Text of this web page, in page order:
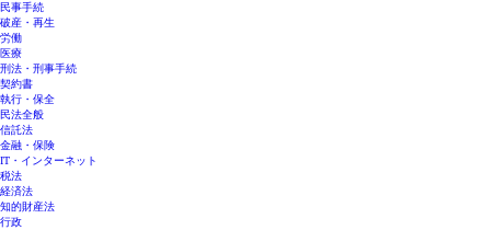
民事手続
破産・再生
労働
医療
刑法・刑事手続
契約書
執行・保全
民法全般
信託法
金融・保険
IT・インターネット
税法
経済法
知的財産法
行政